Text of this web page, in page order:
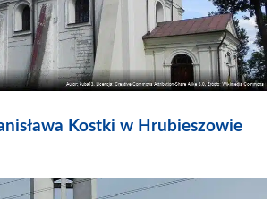
Kostki w Hrubieszowie